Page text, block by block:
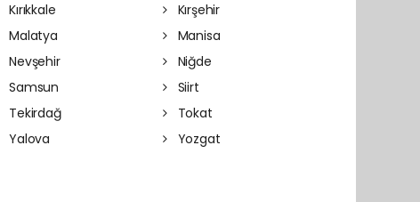
Kırıkkale
Kırşehir
Malatya
Manisa
Nevşehir
Niğde
Samsun
Siirt
Tekirdağ
Tokat
Yalova
Yozgat